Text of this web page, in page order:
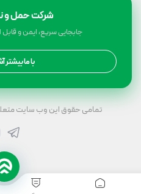
شرکت حمل و
جابجایی سریع، ایمن و قابل
با ما بیشتر
تمامی حقوق این وب سایت